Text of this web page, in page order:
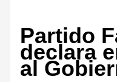
Partido
declara
al